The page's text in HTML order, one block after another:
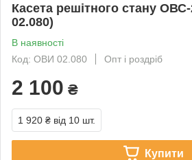
Касета решітного стану
02.080)
В наявності
Код: ОВИ 02.080
Опт і роздріб
2 100 ₴
1 920 ₴ від 10 шт.
Купити